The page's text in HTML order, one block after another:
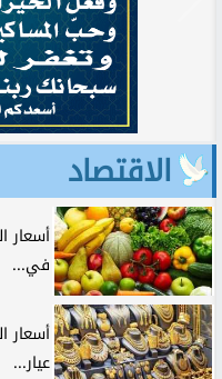
الاقتصاد
في...
عيار...